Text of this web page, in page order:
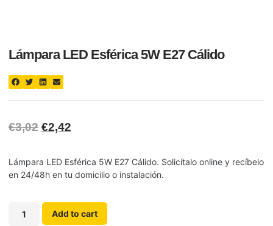
Lámpara LED Esférica 5W E27 Cálido
€3,02 €2,42
Lámpara LED Esférica 5W E27 Cálido. Solicítalo online y recíbelo
en 24/48h en tu domicilio o instalación.
Add to cart